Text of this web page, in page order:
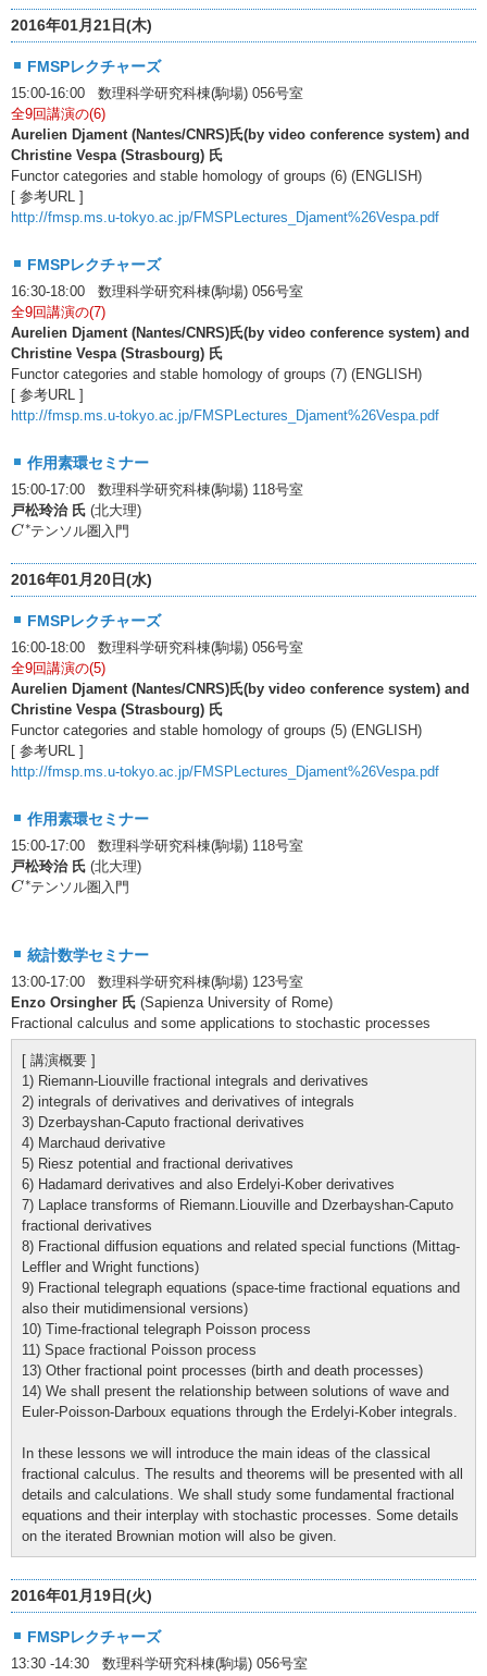
2016年01月21日(木)
FMSPレクチャーズ
15:00-16:00 数理科学研究科棟(駒場) 056号室
全9回講演の(6)
Aurelien Djament (Nantes/CNRS)氏(by video conference system) and
Christine Vespa (Strasbourg) 氏
Functor categories and stable homology of groups (6) (ENGLISH)
[ 参考URL ]
http://fmsp.ms.u-tokyo.ac.jp/FMSPLectures_Djament%26Vespa.pdf
FMSPレクチャーズ
16:30-18:00 数理科学研究科棟(駒場) 056号室
全9回講演の(7)
Aurelien Djament (Nantes/CNRS)氏(by video conference system) and
Christine Vespa (Strasbourg) 氏
Functor categories and stable homology of groups (7) (ENGLISH)
[ 参考URL ]
http://fmsp.ms.u-tokyo.ac.jp/FMSPLectures_Djament%26Vespa.pdf
作用素環セミナー
15:00-17:00 数理科学研究科棟(駒場) 118号室
戸松玲治 氏 (北大理)
C∗
C∗テンソル圏入門
2016年01月20日(水)
FMSPレクチャーズ
16:00-18:00 数理科学研究科棟(駒場) 056号室
全9回講演の(5)
Aurelien Djament (Nantes/CNRS)氏(by video conference system) and
Christine Vespa (Strasbourg) 氏
Functor categories and stable homology of groups (5) (ENGLISH)
[ 参考URL ]
http://fmsp.ms.u-tokyo.ac.jp/FMSPLectures_Djament%26Vespa.pdf
作用素環セミナー
15:00-17:00 数理科学研究科棟(駒場) 118号室
戸松玲治 氏 (北大理)
C∗
C∗テンソル圏入門
統計数学セミナー
13:00-17:00 数理科学研究科棟(駒場) 123号室
Enzo Orsingher 氏 (Sapienza University of Rome)
Fractional calculus and some applications to stochastic processes
[ 講演概要 ]
1) Riemann-Liouville fractional integrals and derivatives
2) integrals of derivatives and derivatives of integrals
3) Dzerbayshan-Caputo fractional derivatives
4) Marchaud derivative
5) Riesz potential and fractional derivatives
6) Hadamard derivatives and also Erdelyi-Kober derivatives
7) Laplace transforms of Riemann.Liouville and Dzerbayshan-Caputo
fractional derivatives
8) Fractional diffusion equations and related special functions (Mittag-
Leffler and Wright functions)
9) Fractional telegraph equations (space-time fractional equations and
also their mutidimensional versions)
10) Time-fractional telegraph Poisson process
11) Space fractional Poisson process
13) Other fractional point processes (birth and death processes)
14) We shall present the relationship between solutions of wave and
Euler-Poisson-Darboux equations through the Erdelyi-Kober integrals.
In these lessons we will introduce the main ideas of the classical
fractional calculus. The results and theorems will be presented with all
details and calculations. We shall study some fundamental fractional
equations and their interplay with stochastic processes. Some details
on the iterated Brownian motion will also be given.
2016年01月19日(火)
FMSPレクチャーズ
13:30 -14:30 数理科学研究科棟(駒場) 056号室